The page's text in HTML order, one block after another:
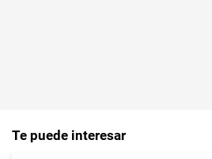
Te puede interesar